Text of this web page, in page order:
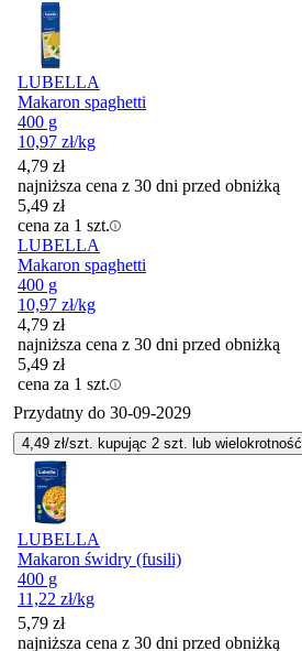
LUBELLA
Makaron spaghetti
400 g
10,97 zł/kg
4,79 zł
najniższa cena z 30 dni przed obniżką
5,49 zł
cena za 1 szt.
LUBELLA
Makaron spaghetti
400 g
10,97 zł/kg
4,79 zł
najniższa cena z 30 dni przed obniżką
5,49 zł
cena za 1 szt.
Przydatny do 30-09-2029
4,49 zł/szt. kupując 2 szt. lub wielokrotność
LUBELLA
Makaron świdry (fusili)
400 g
11,22 zł/kg
5,79 zł
najniższa cena z 30 dni przed obniżką